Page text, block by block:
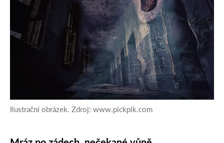
Ilustrační obrázek. Zdroj: www.pickpik.com